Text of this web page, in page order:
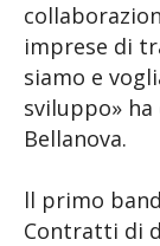
imprese di
siamo e
sviluppo»
Bellanova.
ll primo
Contratti di